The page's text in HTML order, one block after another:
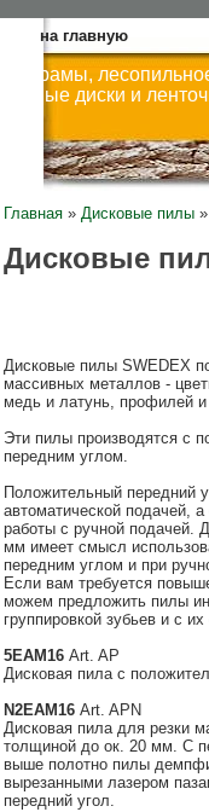
на главную
Пилорамы,
пильные диски и
Главная » Дисковые пилы »
Дисковые
Дисковые пилы SWEDEX
массивных металлов -
медь и латунь, профилей и
Эти пилы производятся с
передним углом.
Положительный передний
автоматической подачей,
работы с ручной подачей.
мм имеет смысл
передним углом и при
Если вам требуется
можем предложить пилы
группировкой зубьев и с
5EAМ16 Art. AP
Дисковая пила с
N2EAМ16 Art. APN
Дисковая пила для резки
толщиной до ок. 20 мм. С
выше полотно пилы
вырезанными лазером
передний угол.